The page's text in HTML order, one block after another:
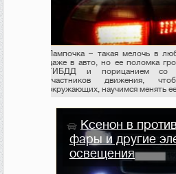
Лампочка – такая мелочь в
даже в авто, но ее поломка
ГИБДД и порицанием со
участников движения,
окружающих, научимся менять
Ксенон в
фары и другие
освещения